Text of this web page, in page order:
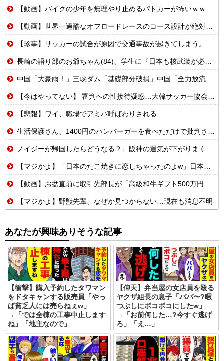
【動画】バイクの少年を無理やり止めるパトカーが怖いｗｗｗｗ
【動画】世界一過酷なオフロードレースのコース設計が絶対におかしい（笑）
【珍事】サッカーの試合が原因で交通事故が起きてしまう。
長崎の語り部のお爺ちゃん(84)、学生に『日本も核武装が必要』と言われびっくり
中国「大豪雨！」三峡ダム「基礎部分破損」中国「全力放流！」台風13号「中国上陸予測」台風15号「中国接近（画像」中国「台風同時上陸！（穀物生産が壊滅危機」→
【今はやってない】 審判への性接待疑惑…大韓サッカー協会が声明「現在は一切発生していない」
【悲報】ワイ、職場でアミバ呼ばわりされる
生活保護さん、1400円のハンバーガーを食べただけで批判される
ノイジーが帰国したらどうなる？←阪神の運気が下がりまくるやろな
【マジかよ】「日本のたこ焼きに恋しちゃったのよw」日本留学したカナダ人が母国でたこ焼き屋を開業した結果w
【動画】お盆直前に取引先部長が「高級和牛ギフト500万円分、全部キャンセルでw」→取引先本社の社長に直接納品したら…
【マジかよ】野獣先輩、なぜか見つからない…現在も消息不明
あなたが興味ありそうな記事
【衝撃】購入予約したタワマン
をドタキャンする販売員「やっ
ぱ貧乏人には売らねぇw」
→「では全棟の工事中止します
ね」「地主なので」
【仰天】弁当屋の女店員を殴る
ヤクザ組長の息子「パパ〜?暇
つぶしにボコボコにしたw」
→「お前何した…?今すぐ逃げ
ろ」「え…」